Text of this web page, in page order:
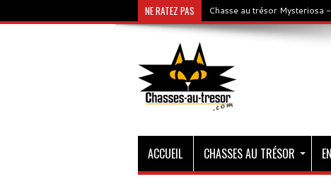
NE RATEZ PAS Chasse au trésor Mysteriosa
ACCUEIL CHASSES AU TRÉSOR